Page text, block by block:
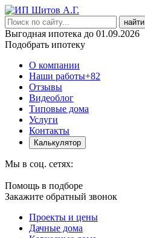
найти
Выгодная ипотека до 01.09.2026
Подобрать ипотеку
О компании
Наши работы+82
Отзывы
Видеоблог
Типовые дома
Услуги
Контакты
Калькулятор
Мы в соц. сетях:
Помощь в подборе
Закажите обратный звонок
Проекты и цены
Дачные дома